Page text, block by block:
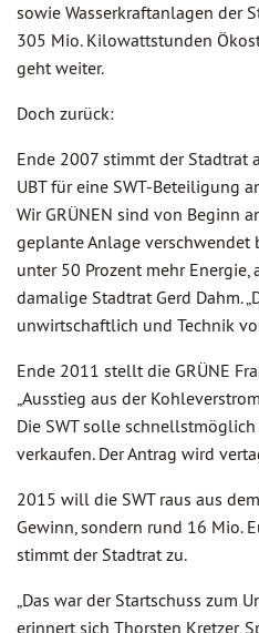
sowie Wasserkraftanlagen der
305 Mio. Kilowattstunden
geht weiter.
Doch zurück:
Ende 2007 stimmt der Stadtrat
UBT für eine SWT-Beteiligung
Wir GRÜNEN sind von Beginn
geplante Anlage verschwendet
unter 50 Prozent mehr Energie,
damalige Stadtrat Gerd Dahm.
unwirtschaftlich und Technik
Ende 2011 stellt die GRÜNE
„Ausstieg aus der
Die SWT solle
verkaufen. Der Antrag wird
2015 will die SWT raus aus
Gewinn, sondern rund 16 Mio.
stimmt der Stadtrat zu.
„Das war der Startschuss zum
erinnert sich Thorsten Kretzer,